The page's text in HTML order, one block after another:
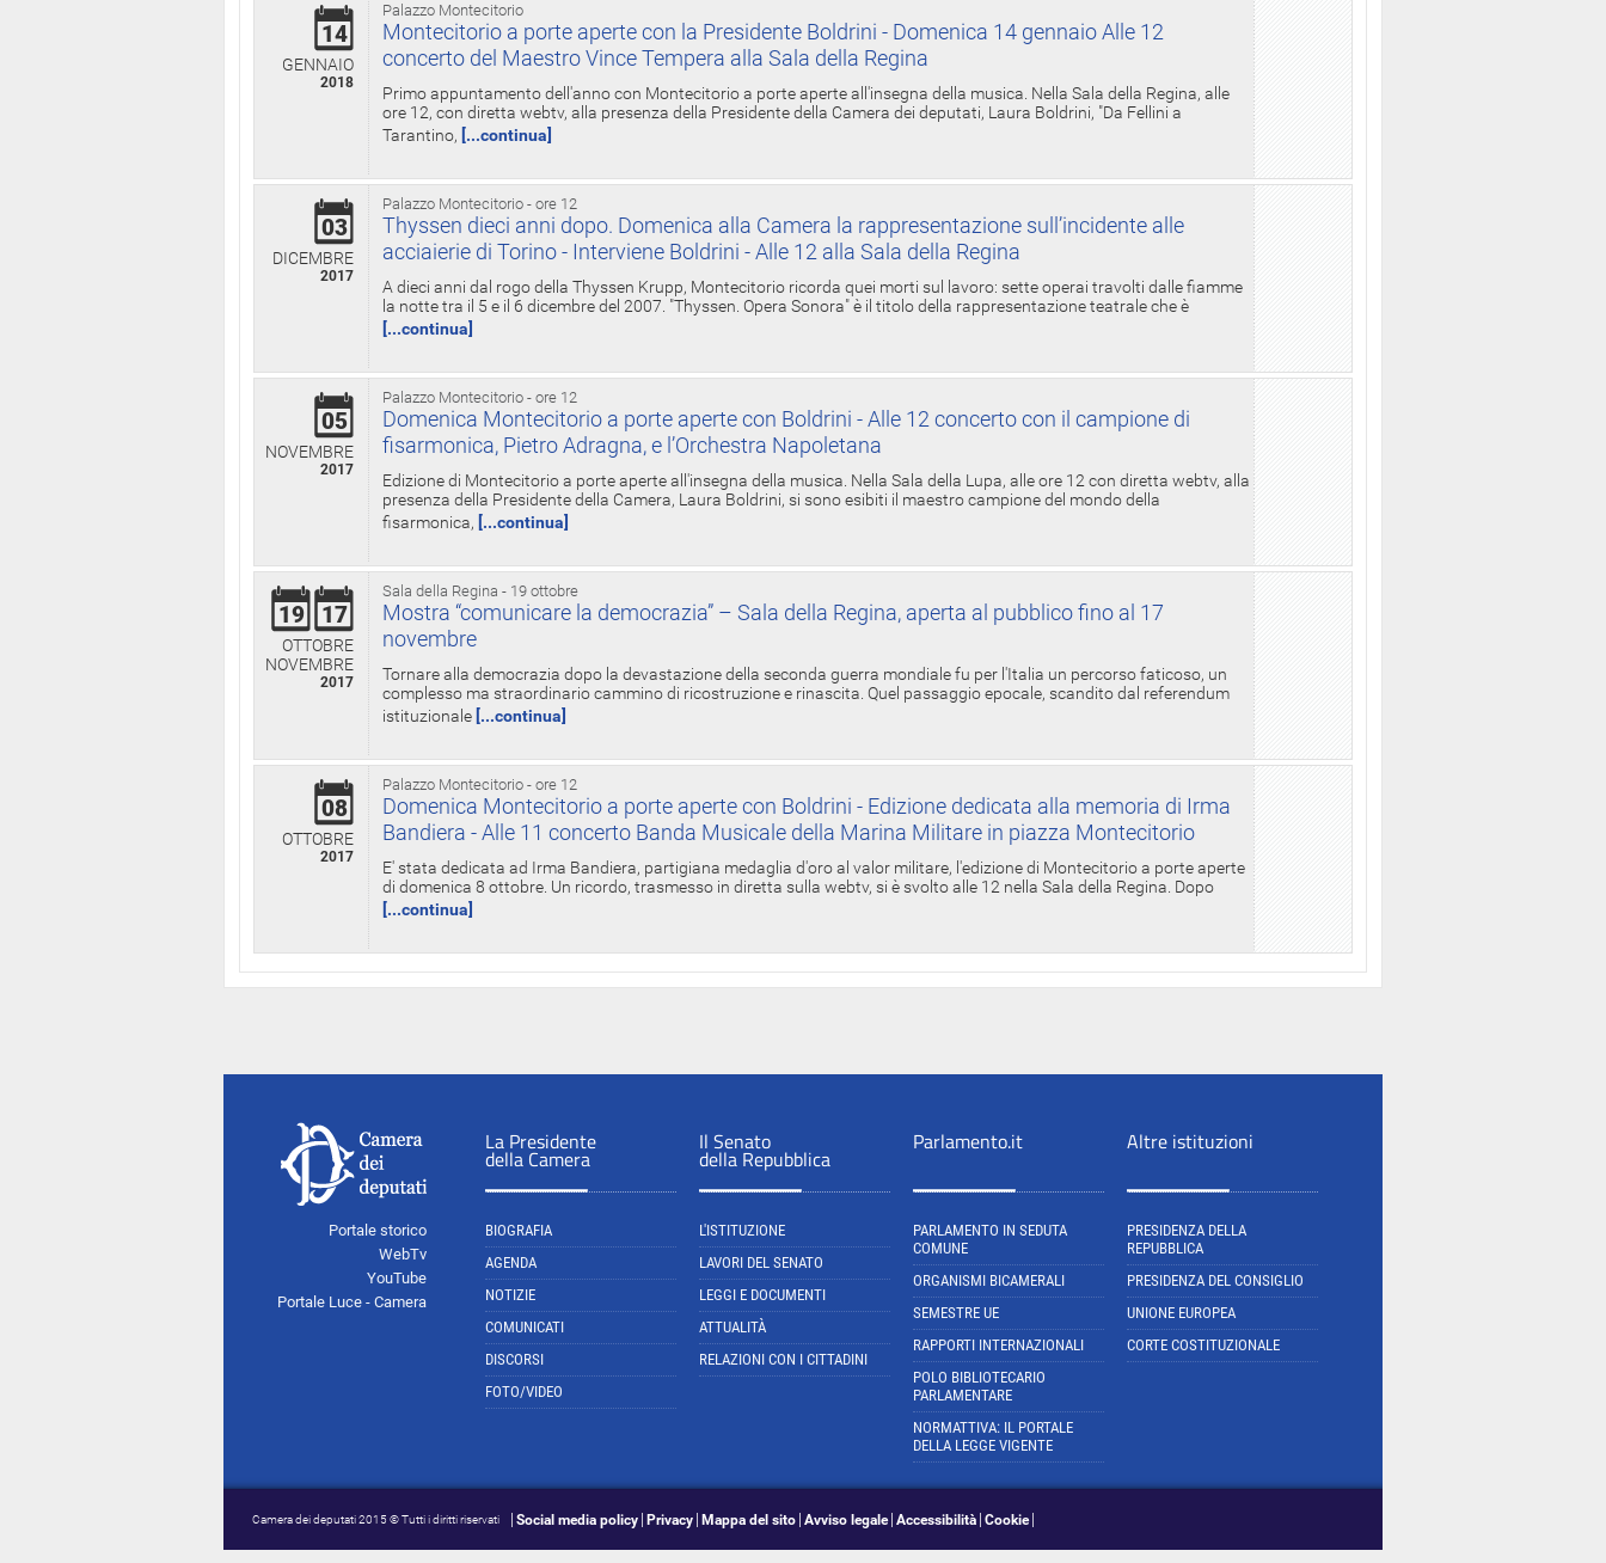
Palazzo Montecitorio
14
GENNAIO
2018
Montecitorio a porte aperte con la Presidente Boldrini - Domenica 14 gennaio Alle 12
concerto del Maestro Vince Tempera alla Sala della Regina
Primo appuntamento dell'anno con Montecitorio a porte aperte all'insegna della musica. Nella Sala della Regina, alle
ore 12, con diretta webtv, alla presenza della Presidente della Camera dei deputati, Laura Boldrini, "Da Fellini a
Tarantino, [...continua]
Palazzo Montecitorio - ore 12
03
DICEMBRE
2017
Thyssen dieci anni dopo. Domenica alla Camera la rappresentazione sull’incidente alle
acciaierie di Torino - Interviene Boldrini - Alle 12 alla Sala della Regina
A dieci anni dal rogo della Thyssen Krupp, Montecitorio ricorda quei morti sul lavoro: sette operai travolti dalle fiamme
la notte tra il 5 e il 6 dicembre del 2007. "Thyssen. Opera Sonora" è il titolo della rappresentazione teatrale che è
[...continua]
Palazzo Montecitorio - ore 12
05
NOVEMBRE
2017
Domenica Montecitorio a porte aperte con Boldrini - Alle 12 concerto con il campione di
fisarmonica, Pietro Adragna, e l’Orchestra Napoletana
Edizione di Montecitorio a porte aperte all'insegna della musica. Nella Sala della Lupa, alle ore 12 con diretta webtv, alla
presenza della Presidente della Camera, Laura Boldrini, si sono esibiti il maestro campione del mondo della
fisarmonica, [...continua]
Sala della Regina - 19 ottobre
19 17
OTTOBRE
NOVEMBRE
2017
Mostra “comunicare la democrazia” – Sala della Regina, aperta al pubblico fino al 17
novembre
Tornare alla democrazia dopo la devastazione della seconda guerra mondiale fu per l'Italia un percorso faticoso, un
complesso ma straordinario cammino di ricostruzione e rinascita. Quel passaggio epocale, scandito dal referendum
istituzionale [...continua]
Palazzo Montecitorio - ore 12
08
OTTOBRE
2017
Domenica Montecitorio a porte aperte con Boldrini - Edizione dedicata alla memoria di Irma
Bandiera - Alle 11 concerto Banda Musicale della Marina Militare in piazza Montecitorio
E' stata dedicata ad Irma Bandiera, partigiana medaglia d'oro al valor militare, l'edizione di Montecitorio a porte aperte
di domenica 8 ottobre. Un ricordo, trasmesso in diretta sulla webtv, si è svolto alle 12 nella Sala della Regina. Dopo
[...continua]
Portale storico
WebTv
YouTube
Portale Luce - Camera
La Presidente
della Camera
BIOGRAFIA
AGENDA
NOTIZIE
COMUNICATI
DISCORSI
FOTO/VIDEO
Il Senato
della Repubblica
L'ISTITUZIONE
LAVORI DEL SENATO
LEGGI E DOCUMENTI
ATTUALITÀ
RELAZIONI CON I CITTADINI
Parlamento.it
PARLAMENTO IN SEDUTA
COMUNE
ORGANISMI BICAMERALI
SEMESTRE UE
RAPPORTI INTERNAZIONALI
POLO BIBLIOTECARIO
PARLAMENTARE
NORMATTIVA: IL PORTALE
DELLA LEGGE VIGENTE
Altre istituzioni
PRESIDENZA DELLA
REPUBBLICA
PRESIDENZA DEL CONSIGLIO
UNIONE EUROPEA
CORTE COSTITUZIONALE
Camera dei deputati 2015 © Tutti i diritti riservati Social media policy Privacy Mappa del sito Avviso legale Accessibilità Cookie